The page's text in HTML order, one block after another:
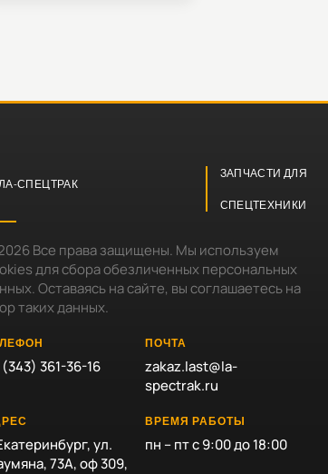
ЗАПЧАСТИ ДЛЯ
СПЕЦТЕХНИКИ
Все права защищены. Мы используем
для сбора обезличенных персональных
Оставаясь на сайте, вы соглашаетесь на
таких данных.
(343) 361-36-16
ПОЧТА
zakaz.last@la-
spectrak.ru
ул.
73А, оф 309,
ВРЕМЯ РАБОТЫ
пн – пт с 9:00 до 18:00